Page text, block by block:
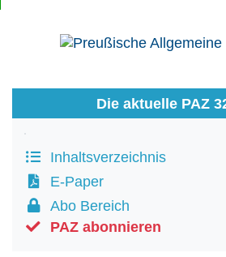
Die aktuelle PAZ
Inhaltsverzeichnis
E-Paper
Abo Bereich
PAZ abonnieren